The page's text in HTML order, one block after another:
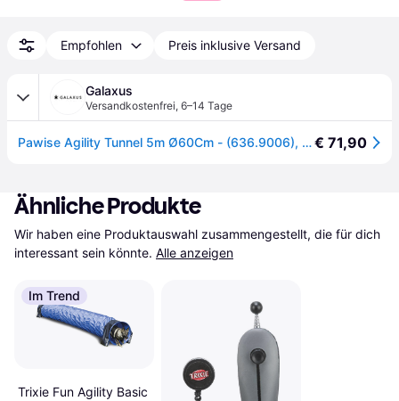
Empfohlen Preis inklusive Versand
Galaxus
Versandkostenfrei, 6–14 Tage
Pawise Agility Tunnel 5m Ø60Cm - (636.9006), Hundespielzeug€ 71,90
Ähnliche Produkte
Wir haben eine Produktauswahl zusammengestellt, die für dich
interessant sein könnte. Alle anzeigen
Im Trend
Trixie Fun Agility Basic